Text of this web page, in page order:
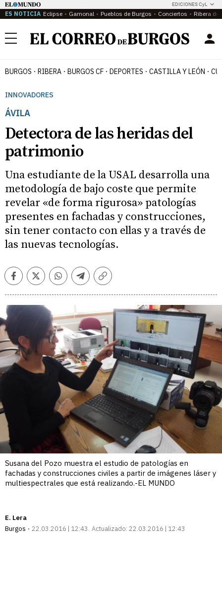
EDICIONES CyL
ES NOTICIA Eclipse Gamonal Pueblos de Burgos Conciertos Ribera del
Menú
BURGOS RIBERA BURGOS CF DEPORTES CASTILLA Y LEÓN
INNOVADORES
ÁVILA
Detectora de las heridas del
patrimonio
Una estudiante de la USAL desarrolla una
metodología de bajo coste que permite
revelar «de forma rigurosa» patologías
presentes en fachadas y construcciones,
sin tener contacto con ellas y a través de
las nuevas tecnologías.
FacebookTwitterWhatsappTelegramCopiar
Susana del Pozo muestra el estudio de patologías en
fachadas y construcciones civiles a partir de imágenes láser y
multiespectrales que está realizando.-EL MUNDO
E. Lera
Burgos
22.03.2016 | 12:43 Actualizado: 22.03.2016 | 12:43